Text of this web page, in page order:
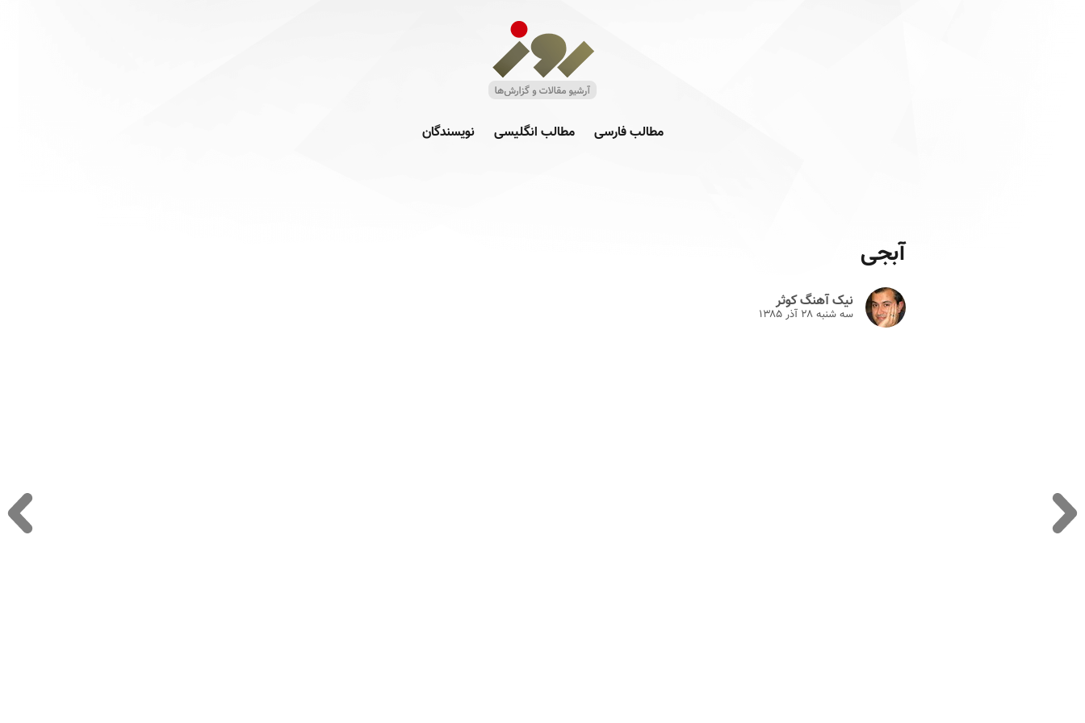
مطالب فارسی مطالب انگلیسی نویسندگان
آبجی
نیک آهنگ کوثر
سه شنبه ۲۸ آذر ۱۳۸۵